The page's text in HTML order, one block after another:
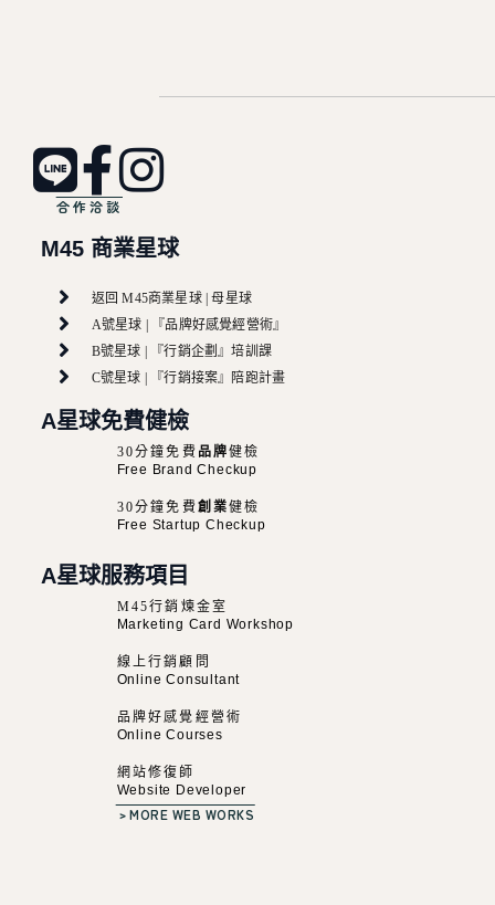
合作洽談
M45 商業星球
返回 M45商業星球 | 母星球
A號星球 | 『品牌好感覺經營術』
B號星球 | 『行銷企劃』培訓課
C號星球 | 『行銷接案』陪跑計畫
A星球免費健檢
30分鐘免費 品牌健檢
Free Brand Checkup
30分鐘免費創業健檢
Free Startup Checkup
A星球服務項目
M45行銷煉金室
Marketing Card Workshop
線上行銷顧問
Online Consultant
品牌好感覺經營術
Online Courses
網站修復師
Website Developer
﹥MORE WEB WORKS